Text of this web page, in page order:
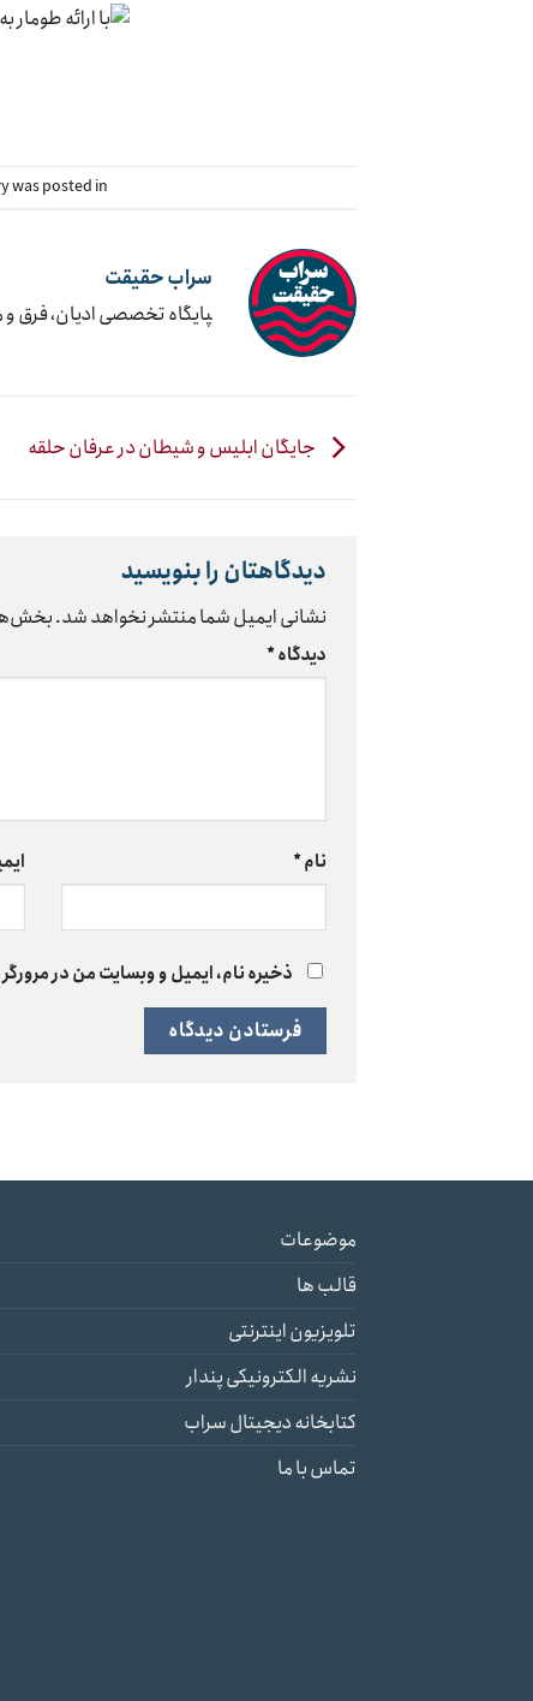
was posted in
سراب حقیقت
‍پایگاه تخصصی ادیان، فرق
جایگان ابلیس و شیطان در عرفان حلقه
دیدگاهتان را بنویسید
نشانی ایمیل شما منتشر نخواهد شد.
دیدگاه*
نام*
ذخیره نام، ایمیل و وبسایت من در
موضوعات
قالب ها
تلویزیون اینترنتی
نشریه الکترونیکی پندار
کتابخانه دیجیتال سراب
تماس با ما